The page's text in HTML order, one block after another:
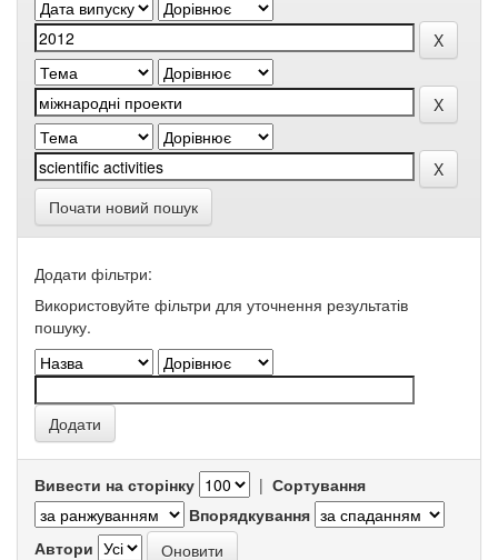
Почати новий пошук
Додати фільтри:
Використовуйте фільтри для уточнення результатів
пошуку.
Вивести на сторінку | Сортування
Впорядкування
Автори